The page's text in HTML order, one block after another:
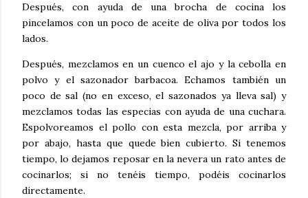
Después, con ayuda de una brocha de cocina los
pincelamos con un poco de aceite de oliva por todos los
lados.
Después, mezclamos en un cuenco el ajo y la cebolla en
polvo y el sazonador barbacoa. Echamos también un
poco de sal (no en exceso, el sazonados ya lleva sal) y
mezclamos todas las especias con ayuda de una cuchara.
Espolvoreamos el pollo con esta mezcla, por arriba y
por abajo, hasta que quede bien cubierto. Si tenemos
tiempo, lo dejamos reposar en la nevera un rato antes de
cocinarlos; si no tenéis tiempo, podéis cocinarlos
directamente.